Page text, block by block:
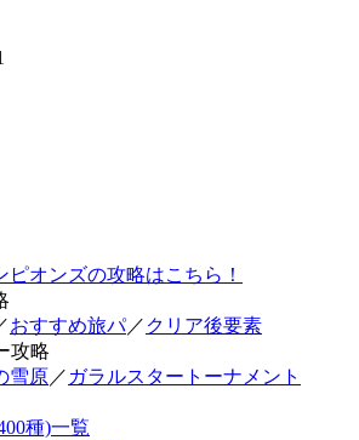
ピオンズの攻略はこちら！
おすすめ旅パ／ クリア後要素
攻略
雪原／ ガラルスタートーナメント
種)一覧